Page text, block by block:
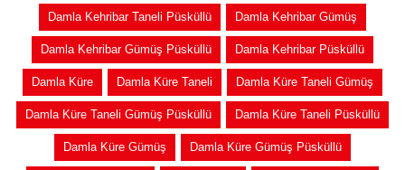
Damla Kehribar Taneli Püsküllü Damla Kehribar Gümüş
Damla Kehribar Gümüş Püsküllü Damla Kehribar Püsküllü
Damla Küre Damla Küre Taneli Damla Küre Taneli Gümüş
Damla Küre Taneli Gümüş Püsküllü Damla Küre Taneli Püsküllü
Damla Küre Gümüş Damla Küre Gümüş Püsküllü